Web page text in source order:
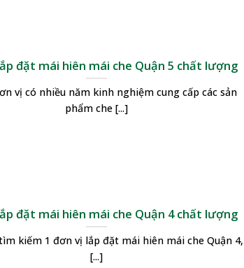
đặt mái hiên mái che Quận 5 chất lượng
vị có nhiều năm kinh nghiệm cung cấp các sản
phẩm che [...]
đặt mái hiên mái che Quận 4 chất lượng
kiếm 1 đơn vị lắp đặt mái hiên mái che Quận 4,
[...]